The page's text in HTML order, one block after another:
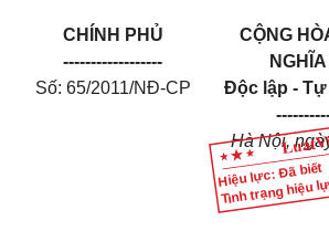
Hiệu lực: Đã biết
Tình trạng hiệu
CHÍNH PHỦ
------------------
Số: 65/2011/NĐ-CP
CỘNG
Độc lập -
Hà Nội,